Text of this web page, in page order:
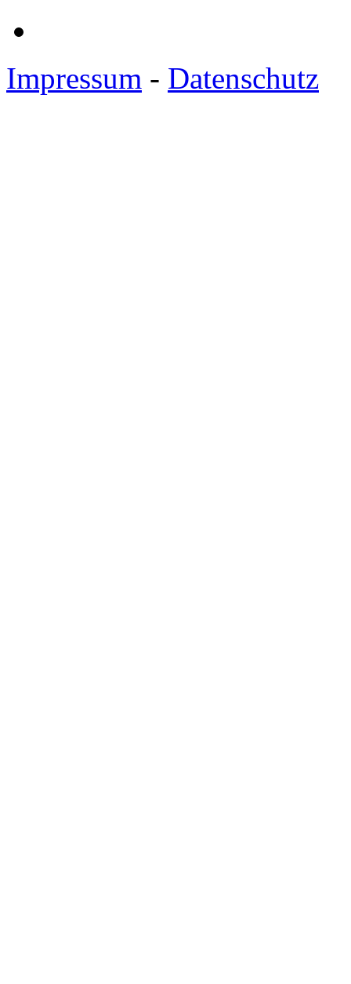
Impressum - Datenschutz